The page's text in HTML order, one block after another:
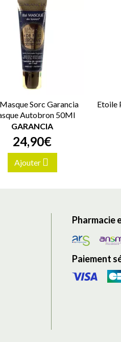
Sorc Garancia
Autobron 50Ml
GARANCIA
24,90€
Ajouter
Etoile
Pharmacie
Paiement